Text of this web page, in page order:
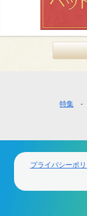
ー
ナ
ビ
特集
プライバシーポ